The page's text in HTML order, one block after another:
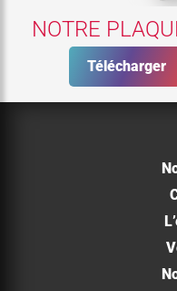
NOTRE
Télécharger